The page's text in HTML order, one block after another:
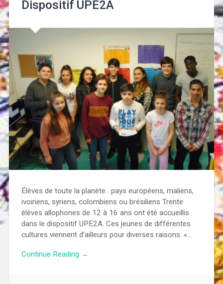
Dispositif UPE2A
Élèves de toute la planète : pays européens, maliens,
ivoiriens, syriens, colombiens ou brésiliens Trente
élèves allophones de 12 à 16 ans ont été accueillis
dans le dispositif UPE2A. Ces jeunes de différentes
cultures viennent d’ailleurs pour diverses raisons. «…
Continue Reading →